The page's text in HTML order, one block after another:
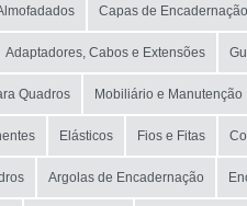
Capas de Encadernação
Adaptadores, Cabos e Extensões
Quadros Mobiliário e Manutenção
Elásticos Fios e Fitas
Argolas de Encadernação